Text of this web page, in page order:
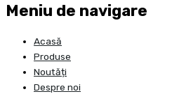
Meniu de navigare
Acasă
Produse
Noutăți
Despre noi